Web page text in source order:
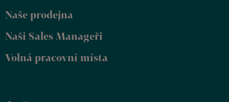
Naše prodejna
Naši Sales Manageři
Volná pracovní místa